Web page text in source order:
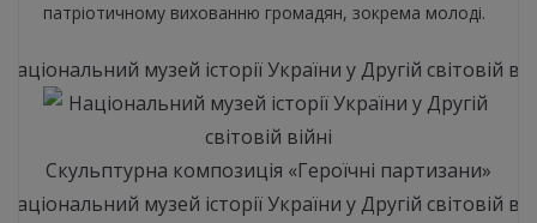
патріотичному вихованню громадян, зокрема молоді.
Скульптурна композиція «Героїчні партизани»